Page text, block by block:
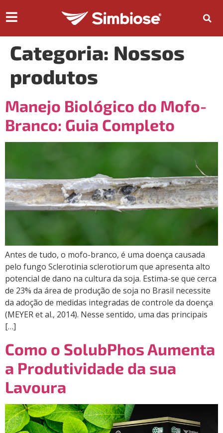
Categoria: Nossos
produtos
Manejo Biológico do Mofo-
Branco: Guia Completo
Antes de tudo, o mofo-branco, é uma doença causada
pelo fungo Sclerotinia sclerotiorum que apresenta alto
potencial de dano na cultura da soja. Estima-se que cerca
de 23% da área de produção de soja no Brasil necessite
da adoção de medidas integradas de controle da doença
(MEYER et al., 2014). Nesse sentido, uma das principais
[…]
Como o SolubPhos Aumenta
a Produtividade da sua
Lavoura